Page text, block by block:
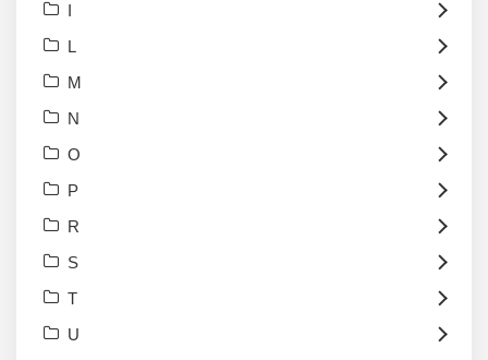
I
L
M
N
O
P
R
S
T
U